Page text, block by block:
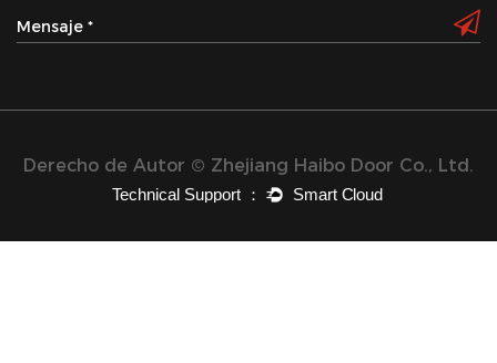
Derecho de Autor © Zhejiang Haibo Door Co., Ltd.